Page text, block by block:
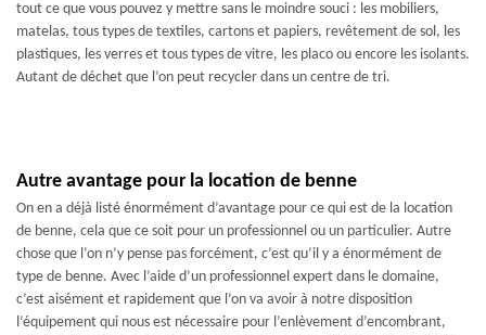
tout ce que vous pouvez y mettre sans le moindre souci : les mobiliers,
matelas, tous types de textiles, cartons et papiers, revêtement de sol, les
plastiques, les verres et tous types de vitre, les placo ou encore les isolants.
Autant de déchet que l’on peut recycler dans un centre de tri.
Autre avantage pour la location de benne
On en a déjà listé énormément d’avantage pour ce qui est de la location
de benne, cela que ce soit pour un professionnel ou un particulier. Autre
chose que l’on n’y pense pas forcément, c’est qu’il y a énormément de
type de benne. Avec l’aide d’un professionnel expert dans le domaine,
c’est aisément et rapidement que l’on va avoir à notre disposition
l’équipement qui nous est nécessaire pour l’enlèvement d’encombrant,